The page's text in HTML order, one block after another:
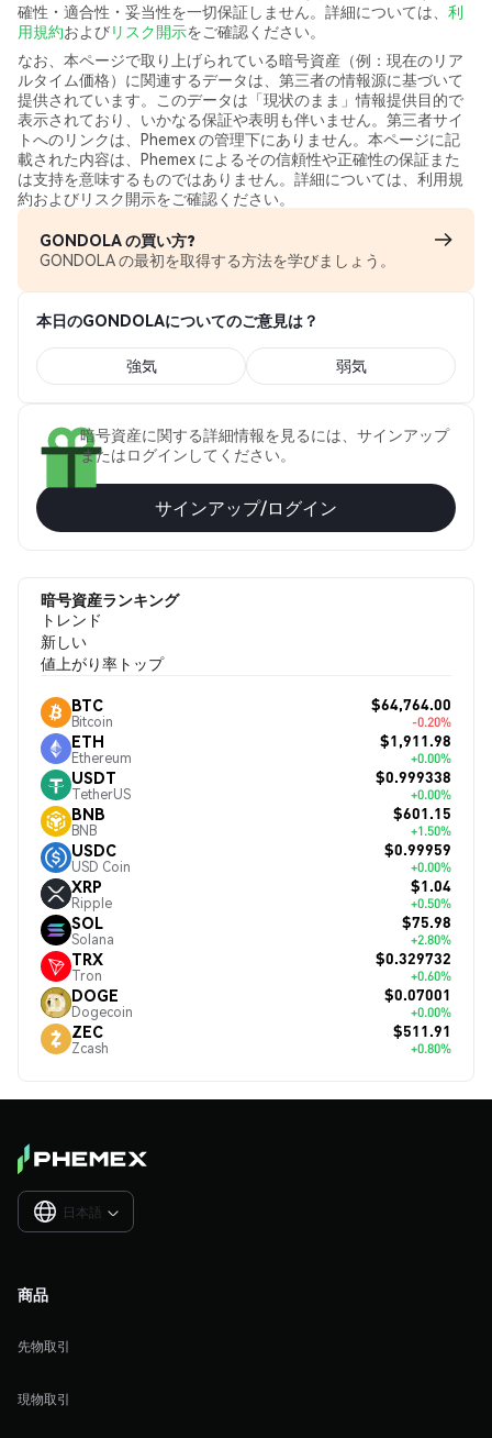
確性・適合性・妥当性を一切保証しません。詳細については、 利
用規約およびリスク開示をご確認ください。
なお、本ページで取り上げられている暗号資産（例：現在のリア
ルタイム価格）に関連するデータは、第三者の情報源に基づいて
提供されています。このデータは「現状のまま」情報提供目的で
表示されており、いかなる保証や表明も伴いません。第三者サイ
トへのリンクは、Phemex の管理下にありません。本ページに記
載された内容は、Phemex によるその信頼性や正確性の保証また
は支持を意味するものではありません。詳細については、利用規
約およびリスク開示をご確認ください。
GONDOLA の買い方?
GONDOLA の最初を取得する方法を学びましょう。
本日のGONDOLAについてのご意見は？
強気 弱気
暗号資産に関する詳細情報を見るには、サインアップ
またはログインしてください。
サインアップ/ログイン
暗号資産ランキング
トレンド
新しい
値上がり率トップ
BTC
Bitcoin
$64,764.00
-0.20%
ETH
Ethereum
$1,911.98
+0.00%
USDT
TetherUS
$0.999338
+0.00%
BNB
BNB
$601.15
+1.50%
USDC
USD Coin
$0.99959
+0.00%
XRP
Ripple
$1.04
+0.50%
SOL
Solana
$75.98
+2.80%
TRX
Tron
$0.329732
+0.60%
DOGE
Dogecoin
$0.07001
+0.00%
ZEC
Zcash
$511.91
+0.80%
日本語 
商品
先物取引
現物取引